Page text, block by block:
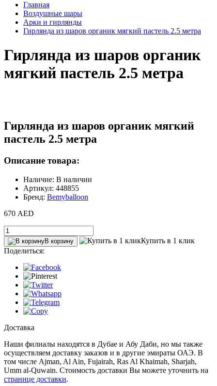
Главная
Воздушные шары
Арки и гирлянды
Гирлянда из шаров органик мягкий пастель 2.5 метра
Гирлянда из шаров органик
мягкий пастель 2.5 метра
Гирлянда из шаров органик мягкий
пастель 2.5 метра
Описание товара:
Наличие: В наличии
Артикул: 448855
Бренд: Bemyballoon
670 AED
В корзину
Купить в 1 клик
Поделиться:
Доставка
Наши филиалы находятся в Дубае и Абу Даби, но мы также
осуществляем доставку заказов и в другие эмираты ОАЭ. В
том числе Ajman, Al Ain‎, Fujairah, Ras Al Khaimah, Sharjah,
Umm al-Quwain. Стоимость доставки Вы можете уточнить на
странице доставки.